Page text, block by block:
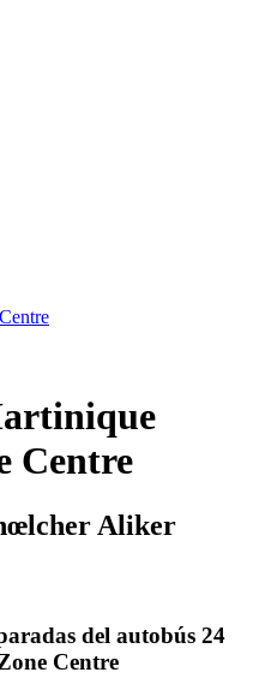
Centre
Aliker
del autobús 24
Centre